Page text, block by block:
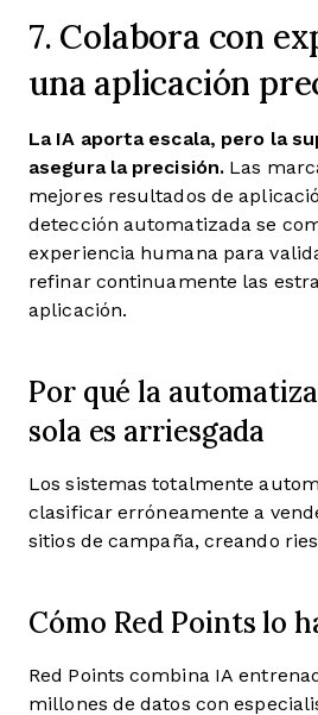
7. Colabora con
una aplicación
La IA aporta escala, pero la
asegura la precisión. Las
mejores resultados de
detección automatizada se
experiencia humana para
refinar continuamente las
aplicación.
Por qué la
sola es arriesgada
Los sistemas totalmente
clasificar erróneamente a
sitios de campaña, creando
Cómo Red Points lo
Red Points combina IA
millones de datos con